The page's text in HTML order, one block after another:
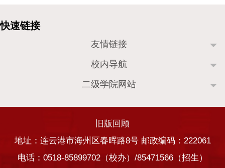
友情链接
校内导航
二级学院网站
旧版回顾
地址：连云港市海州区春晖路8号 邮政编码：222061
电话：0518-85899702（校办）/85471566（招生）